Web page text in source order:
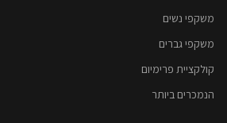
משקפי נשים
משקפי גברים
קולקציית פרימיום
הנמכרים ביותר